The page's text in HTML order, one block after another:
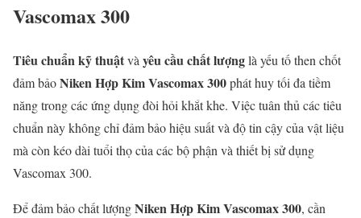
Vascomax 300
Tiêu chuẩn kỹ thuậtvà yêu cầu chất lượnglà yếu tố then chốt
đảm bảoNiken Hợp Kim Vascomax 300phát huy tối đa tiềm
năng trong các ứng dụng đòi hỏi khắt khe. Việc tuân thủ các tiêu
chuẩn này không chỉ đảm bảo hiệu suất và độ tin cậy của vật liệu
mà còn kéo dài tuổi thọ của các bộ phận và thiết bị sử dụng
Vascomax 300.
Để đảm bảo chất lượngNiken Hợp Kim Vascomax 300, cần